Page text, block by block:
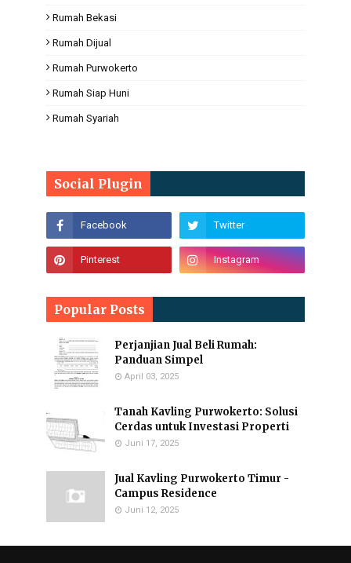
Rumah Bekasi
Rumah Dijual
Rumah Purwokerto
Rumah Siap Huni
Rumah Syariah
Social Plugin
Popular Posts
Perjanjian Jual Beli Rumah:
Panduan Simpel
April 03, 2025
Tanah Kavling Purwokerto: Solusi
Cerdas untuk Investasi Properti
Juni 17, 2025
Jual Kavling Purwokerto Timur -
Campus Residence
Juni 12, 2025